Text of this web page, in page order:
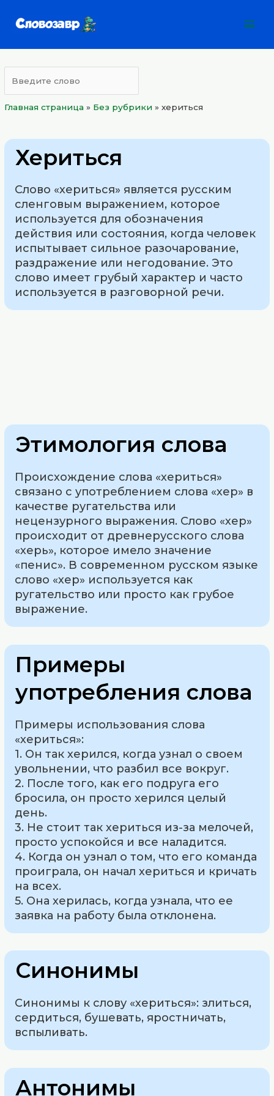
Главная страница » Без рубрики »хериться
Хериться
Слово «хериться» является русским
сленговым выражением, которое
используется для обозначения
действия или состояния, когда человек
испытывает сильное разочарование,
раздражение или негодование. Это
слово имеет грубый характер и часто
используется в разговорной речи.
Этимология слова
Происхождение слова «хериться»
связано с употреблением слова «хер» в
качестве ругательства или
нецензурного выражения. Слово «хер»
происходит от древнерусского слова
«херь», которое имело значение
«пенис». В современном русском языке
слово «хер» используется как
ругательство или просто как грубое
выражение.
Примеры
употребления слова
Примеры использования слова
«хериться»:
1. Он так херился, когда узнал о своем
увольнении, что разбил все вокруг.
2. После того, как его подруга его
бросила, он просто херился целый
день.
3. Не стоит так хериться из-за мелочей,
просто успокойся и все наладится.
4. Когда он узнал о том, что его команда
проиграла, он начал хериться и кричать
на всех.
5. Она херилась, когда узнала, что ее
заявка на работу была отклонена.
Синонимы
Синонимы к слову «хериться»: злиться,
сердиться, бушевать, яростничать,
вспыливать.
Антонимы